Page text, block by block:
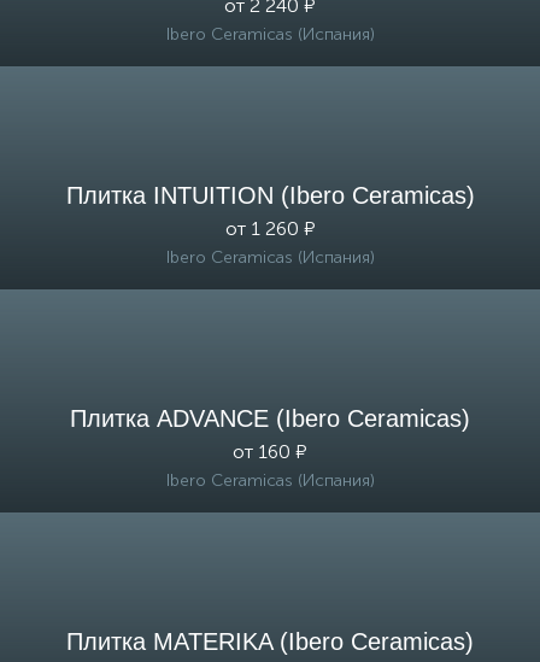
от 2 240 ₽
Ibero Ceramicas (Испания)
Плитка INTUITION (Ibero Ceramicas)
от 1 260 ₽
Ibero Ceramicas (Испания)
Плитка ADVANCE (Ibero Ceramicas)
от 160 ₽
Ibero Ceramicas (Испания)
Плитка MATERIKA (Ibero Ceramicas)